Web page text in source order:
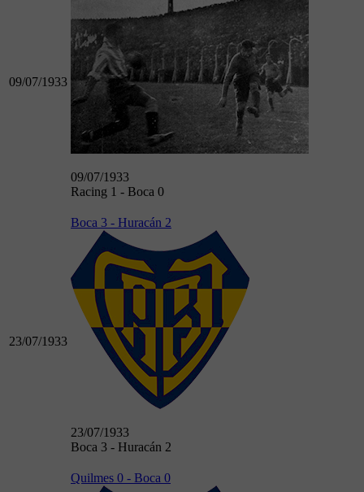
09/07/1933
09/07/1933
Racing 1 - Boca 0
23/07/1933
Boca 3 - Huracán 2
23/07/1933
Boca 3 - Huracán 2
Quilmes 0 - Boca 0